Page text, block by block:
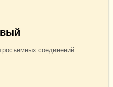
соединений: